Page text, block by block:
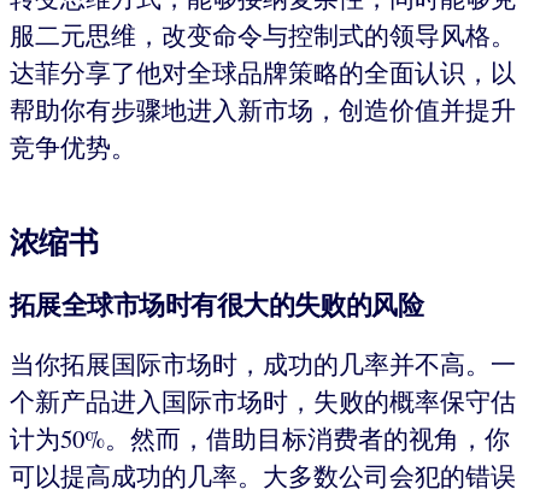
服二元思维，改变命令与控制式的领导风格。
达菲分享了他对全球品牌策略的全面认识，以
帮助你有步骤地进入新市场，创造价值并提升
竞争优势。
浓缩书
拓展全球市场时有很大的失败的风险
当你拓展国际市场时，成功的几率并不高。一
个新产品进入国际市场时，失败的概率保守估
计为50%。然而，借助目标消费者的视角，你
可以提高成功的几率。大多数公司会犯的错误